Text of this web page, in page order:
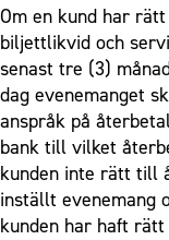
Om en kund har
biljettlikvid och
senast tre (3)
dag evenemanget
anspråk på
bank till vilket
kunden inte rätt till
inställt evenemang
kunden har haft